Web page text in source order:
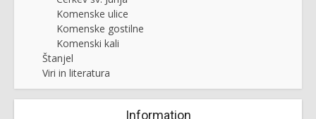
Komenske ulice
Komenske gostilne
Komenski kali
Štanjel
Viri in literatura
Information